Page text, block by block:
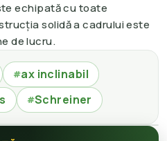
echipată cu toate
solidă a cadrului este
de lucru.
#ax inclinabil
#Schreiner